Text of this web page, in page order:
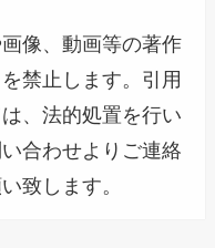
像、動画等の著作
禁止します。引用
、法的処置を行い
合わせよりご連絡
致します。